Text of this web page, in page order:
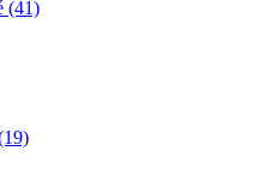
(41)